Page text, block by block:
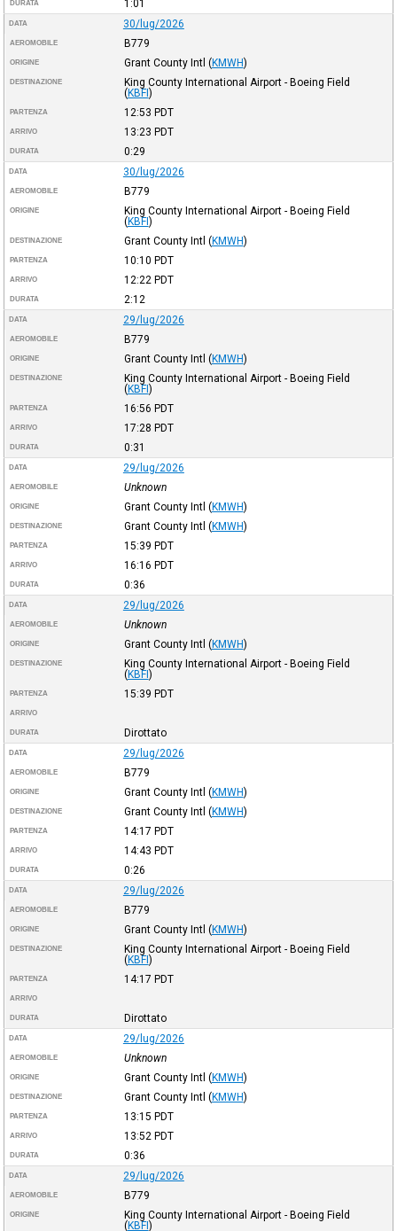
DURATA 1:01
DATA 30/lug/2026
AEROMOBILE B779
ORIGINE Grant County Intl (KMWH)
DESTINAZIONE
King County International Airport - Boeing Field
(KBFI)
PARTENZA 12:53 PDT
ARRIVO 13:23 PDT
DURATA 0:29
DATA 30/lug/2026
AEROMOBILE B779
ORIGINE
King County International Airport - Boeing Field
(KBFI)
DESTINAZIONE Grant County Intl (KMWH)
PARTENZA 10:10 PDT
ARRIVO 12:22 PDT
DURATA 2:12
DATA 29/lug/2026
AEROMOBILE B779
ORIGINE Grant County Intl (KMWH)
DESTINAZIONE
King County International Airport - Boeing Field
(KBFI)
PARTENZA 16:56 PDT
ARRIVO 17:28 PDT
DURATA 0:31
DATA 29/lug/2026
AEROMOBILE Unknown
ORIGINE Grant County Intl (KMWH)
DESTINAZIONE Grant County Intl (KMWH)
PARTENZA 15:39 PDT
ARRIVO 16:16 PDT
DURATA 0:36
DATA 29/lug/2026
AEROMOBILE Unknown
ORIGINE Grant County Intl (KMWH)
DESTINAZIONE
King County International Airport - Boeing Field
(KBFI)
PARTENZA 15:39 PDT
ARRIVO
DURATA Dirottato
DATA 29/lug/2026
AEROMOBILE B779
ORIGINE Grant County Intl (KMWH)
DESTINAZIONE Grant County Intl (KMWH)
PARTENZA 14:17 PDT
ARRIVO 14:43 PDT
DURATA 0:26
DATA 29/lug/2026
AEROMOBILE B779
ORIGINE Grant County Intl (KMWH)
DESTINAZIONE
King County International Airport - Boeing Field
(KBFI)
PARTENZA 14:17 PDT
ARRIVO
DURATA Dirottato
DATA 29/lug/2026
AEROMOBILE Unknown
ORIGINE Grant County Intl (KMWH)
DESTINAZIONE Grant County Intl (KMWH)
PARTENZA 13:15 PDT
ARRIVO 13:52 PDT
DURATA 0:36
DATA 29/lug/2026
AEROMOBILE B779
ORIGINE
King County International Airport - Boeing Field
(KBFI)